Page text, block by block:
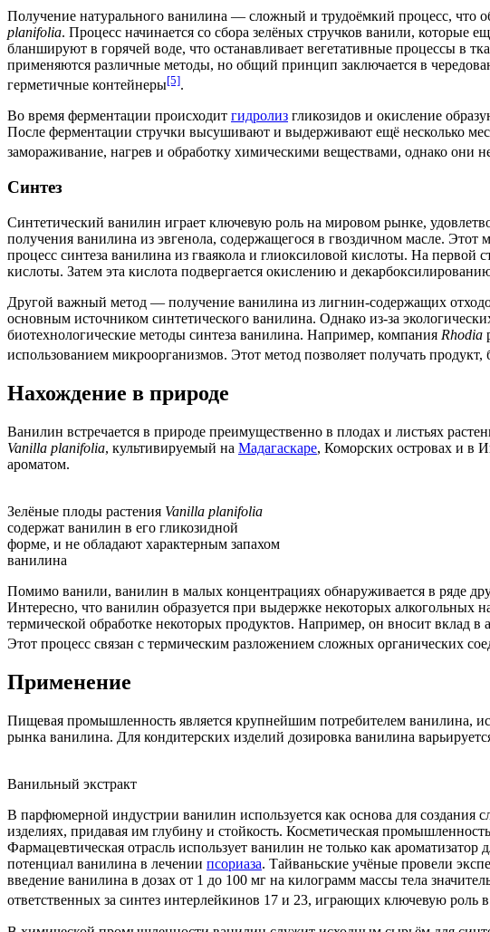
Получение натурального ванилина — сложный и трудоёмкий процесс, что
planifolia. Процесс начинается со сбора зелёных стручков ванили, которые
бланшируют в горячей воде, что останавливает вегетативные процессы в
применяются различные методы, но общий принцип заключается в
герметичные контейнеры[5].
Во время ферментации происходит гидролиз гликозидов и окисление
После ферментации стручки высушивают и выдерживают ещё несколько
замораживание, нагрев и обработку химическими веществами, однако они
Синтез
Синтетический ванилин играет ключевую роль на мировом рынке,
получения ванилина из эвгенола, содержащегося в гвоздичном масле. Этот
процесс синтеза ванилина из гваякола и глиоксиловой кислоты. На
кислоты. Затем эта кислота подвергается окислению и
Другой важный метод — получение ванилина из лигнин-содержащих
основным источником синтетического ванилина. Однако из-за
биотехнологические методы синтеза ванилина. Например, компания Rhodia
использованием микроорганизмов. Этот метод позволяет получать
Нахождение в природе
Ванилин встречается в природе преимущественно в плодах и листьях
Vanilla planifolia, культивируемый на Мадагаскаре, Коморских островах и в
ароматом.
Зелёные плоды растения Vanilla planifolia
содержат ванилин в его гликозидной
форме, и не обладают характерным запахом
ванилина
Помимо ванили, ванилин в малых концентрациях обнаруживается в ряде
Интересно, что ванилин образуется при выдержке некоторых
термической обработке некоторых продуктов. Например, он вносит вклад
Этот процесс связан с термическим разложением сложных органических
Применение
Пищевая промышленность является крупнейшим потребителем ванилина,
рынка ванилина. Для кондитерских изделий дозировка ванилина
Ванильный экстракт
В парфюмерной индустрии ванилин используется как основа для
изделиях, придавая им глубину и стойкость. Косметическая
Фармацевтическая отрасль использует ванилин не только как
потенциал ванилина в лечении псориаза. Тайваньские учёные провели
введение ванилина в дозах от 1 до 100 мг на килограмм массы тела
ответственных за синтез интерлейкинов 17 и 23, играющих ключевую роль в